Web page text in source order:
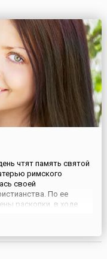
чтят память святой
римского
своей
По ее
раскопки, в ходе